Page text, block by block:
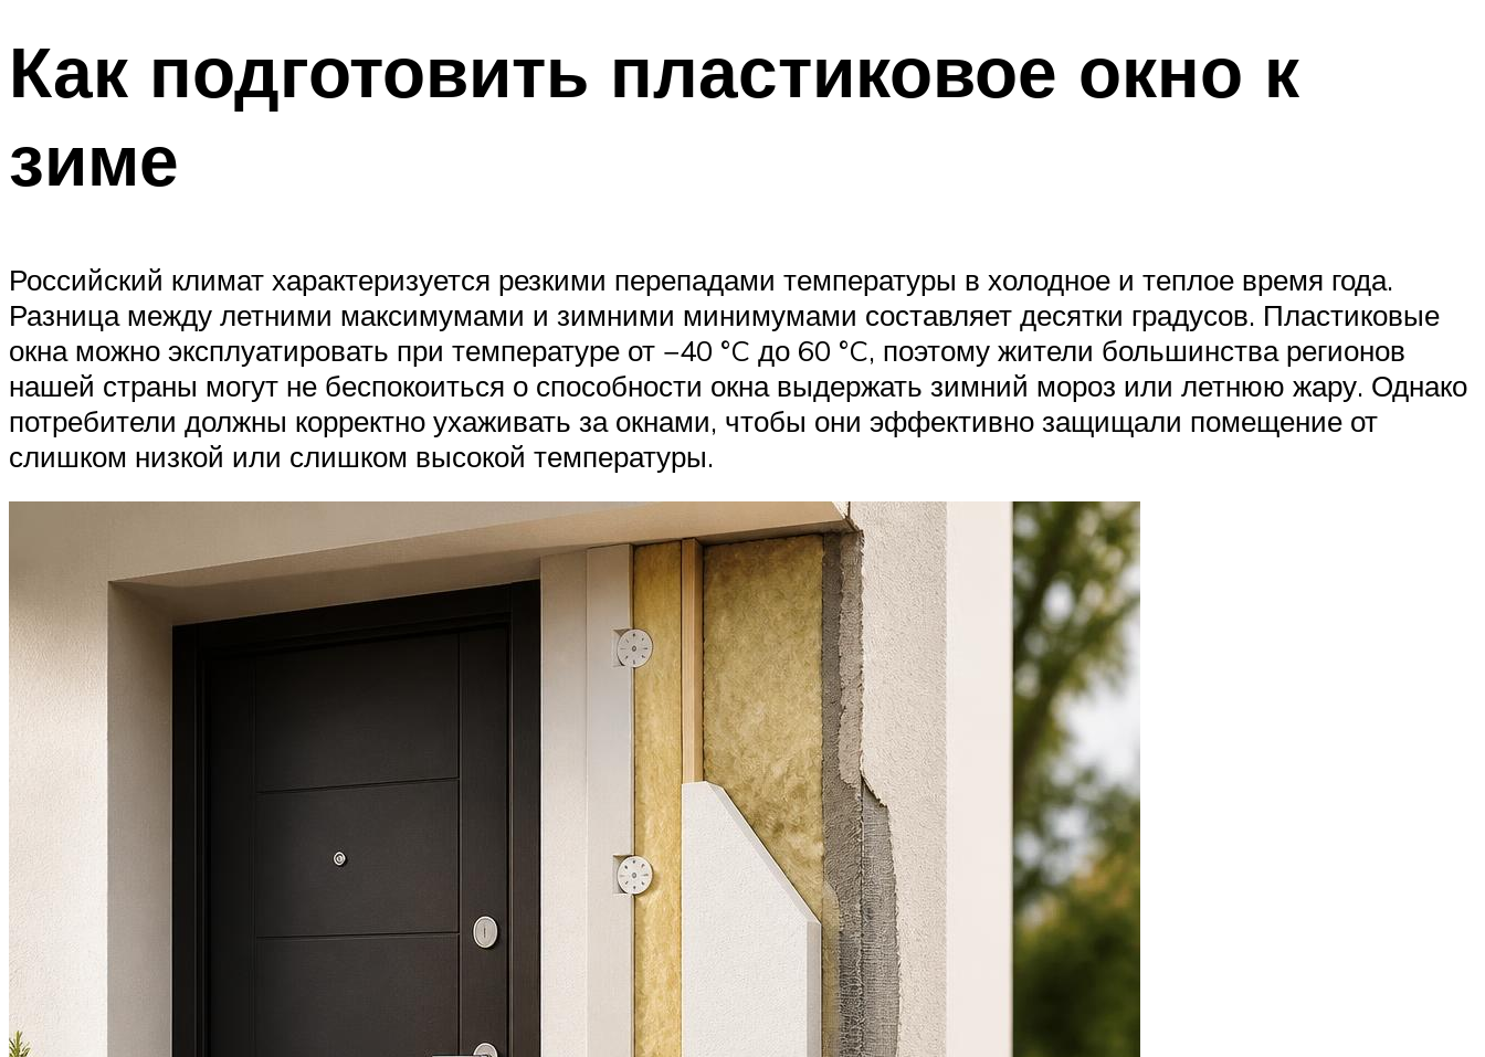
Как подготовить пластиковое окно к
зиме
Российский климат характеризуется резкими перепадами температуры в холодное и теплое время года.
Разница между летними максимумами и зимними минимумами составляет десятки градусов. Пластиковые
окна можно эксплуатировать при температуре от −40 °C до 60 °C, поэтому жители большинства регионов
нашей страны могут не беспокоиться о способности окна выдержать зимний мороз или летнюю жару. Однако
потребители должны корректно ухаживать за окнами, чтобы они эффективно защищали помещение от
слишком низкой или слишком высокой температуры.